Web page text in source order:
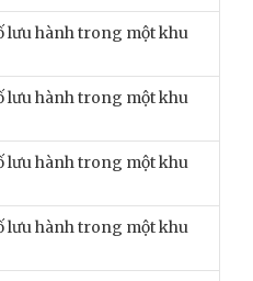
lưu hành trong một khu
lưu hành trong một khu
lưu hành trong một khu
lưu hành trong một khu